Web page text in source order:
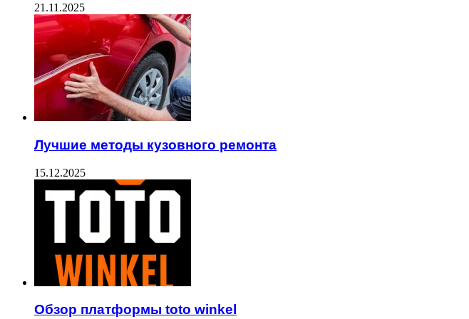
21.11.2025
Лучшие методы кузовного ремонта
15.12.2025
Обзор платформы toto winkel